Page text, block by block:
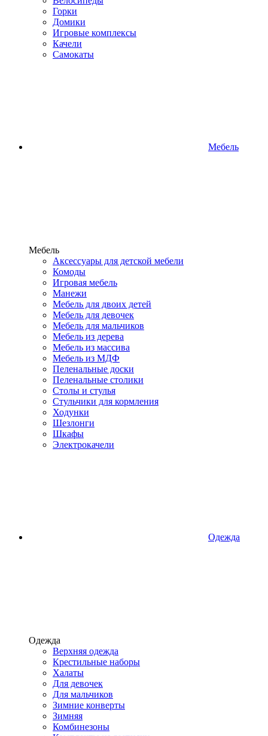
Горки
Домики
Игровые комплексы
Качели
Самокаты
Мебель
Мебель
Аксессуары для детской мебели
Комоды
Игровая мебель
Манежи
Мебель для двоих детей
Мебель для девочек
Мебель для мальчиков
Мебель из дерева
Мебель из массива
Мебель из МДФ
Пеленальные доски
Пеленальные столики
Столы и стулья
Стульчики для кормления
Ходунки
Шезлонги
Шкафы
Электрокачели
Одежда
Одежда
Верхняя одежда
Крестильные наборы
Халаты
Для девочек
Для мальчиков
Зимние конверты
Зимняя
Комбинезоны